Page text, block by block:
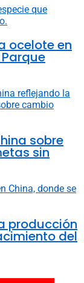
ocelote en
sobre
sin
producción
del